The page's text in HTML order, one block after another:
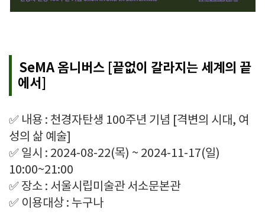
SeMA 옴니버스 [끝없이 갈라지는 세계의 끝
에서]
✅ 내용 : 천경자탄생 100주년 기념 [격변의 시대, 여
성의 삶 예술]
✅ 일시 : 2024-08-22(목) ~ 2024-11-17(일)
10:00~21:00
✅ 장소 : 서울시립미술관 서소문본관
✅ 이용대상 : 누구나